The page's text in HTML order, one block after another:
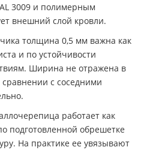
3009 и полимерным
внешний слой кровли.
толщина 0,5 мм важна как
и по устойчивости
Ширина не отражена в
с соседними
работает как
подготовленной обрешетке
На практике ее увязывают